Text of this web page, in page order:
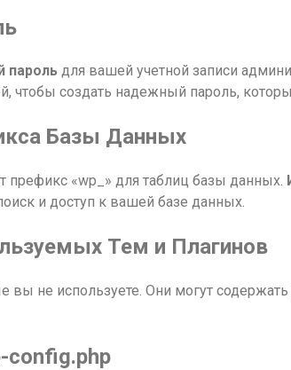
пароль для вашей учетной записи
чтобы создать надежный пароль,
Базы Данных
префикс «wp_» для таблиц базы данных.
и доступ к вашей базе данных.
Тем и Плагинов
не используете. Они могут
config.php